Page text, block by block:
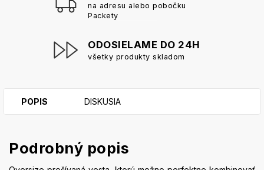
na adresu alebo pobočku
Packety
ODOSIELAME DO 24H
všetky produkty skladom
POPIS DISKUSIA
Podrobný popis